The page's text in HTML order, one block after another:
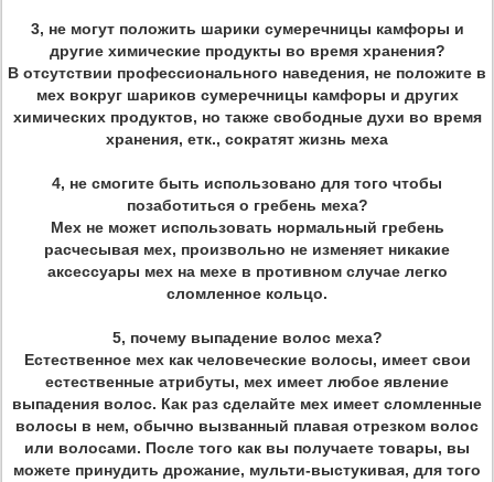
3, не могут положить шарики сумеречницы камфоры и
другие химические продукты во время хранения?
В отсутствии профессионального наведения, не положите в
мех вокруг шариков сумеречницы камфоры и других
химических продуктов, но также свободные духи во время
хранения, етк., сократят жизнь меха
4, не смогите быть использовано для того чтобы
позаботиться о гребень меха?
Мех не может использовать нормальный гребень
расчесывая мех, произвольно не изменяет никакие
аксессуары мех на мехе в противном случае легко
сломленное кольцо.
5, почему выпадение волос меха?
Естественное мех как человеческие волосы, имеет свои
естественные атрибуты, мех имеет любое явление
выпадения волос. Как раз сделайте мех имеет сломленные
волосы в нем, обычно вызванный плавая отрезком волос
или волосами. После того как вы получаете товары, вы
можете принудить дрожание, мульти-выстукивая, для того